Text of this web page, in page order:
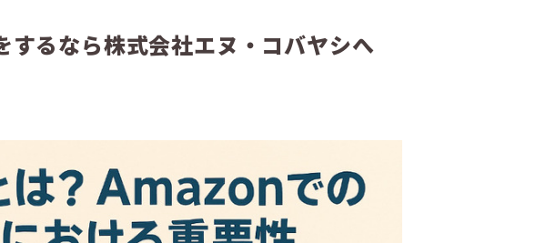
るなら株式会社エヌ・コバヤシへ